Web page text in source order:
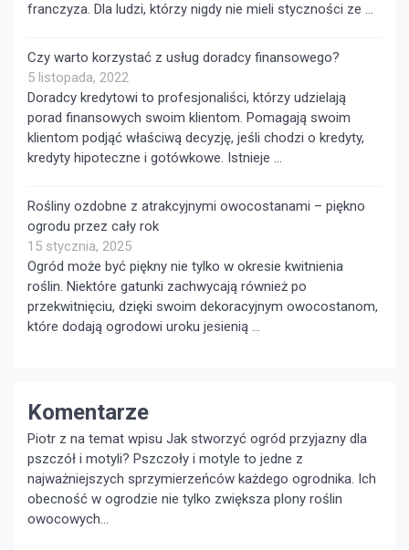
franczyza. Dla ludzi, którzy nigdy nie mieli styczności ze …
Czy warto korzystać z usług doradcy finansowego?
5 listopada, 2022
Doradcy kredytowi to profesjonaliści, którzy udzielają
porad finansowych swoim klientom. Pomagają swoim
klientom podjąć właściwą decyzję, jeśli chodzi o kredyty,
kredyty hipoteczne i gotówkowe. Istnieje …
Rośliny ozdobne z atrakcyjnymi owocostanami – piękno
ogrodu przez cały rok
15 stycznia, 2025
Ogród może być piękny nie tylko w okresie kwitnienia
roślin. Niektóre gatunki zachwycają również po
przekwitnięciu, dzięki swoim dekoracyjnym owocostanom,
które dodają ogrodowi uroku jesienią …
Komentarze
Piotr z na temat wpisu Jak stworzyć ogród przyjazny dla
pszczół i motyli? Pszczoły i motyle to jedne z
najważniejszych sprzymierzeńców każdego ogrodnika. Ich
obecność w ogrodzie nie tylko zwiększa plony roślin
owocowych...